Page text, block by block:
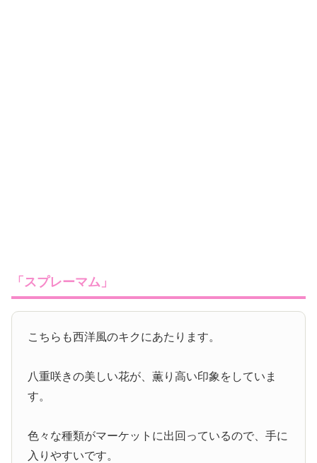
「スプレーマム」
こちらも西洋風のキクにあたります。
八重咲きの美しい花が、薫り高い印象をしていま
す。
色々な種類がマーケットに出回っているので、手に
入りやすいです。